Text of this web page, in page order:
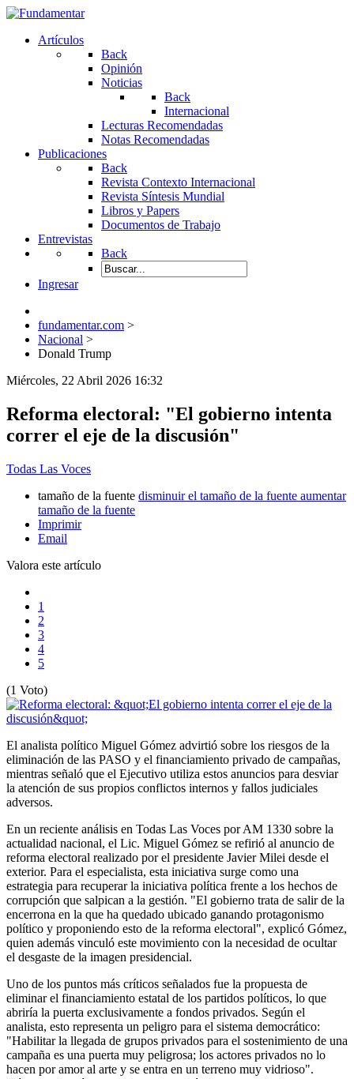
Artículos
Back
Opinión
Noticias
Back
Internacional
Lecturas Recomendadas
Notas Recomendadas
Publicaciones
Back
Revista Contexto Internacional
Revista Síntesis Mundial
Libros y Papers
Documentos de Trabajo
Entrevistas
Back
Ingresar
fundamentar.com >
Nacional >
Donald Trump
Miércoles, 22 Abril 2026 16:32
Reforma electoral: "El gobierno intenta
correr el eje de la discusión"
Todas Las Voces
tamaño de la fuente disminuir el tamaño de la fuente aumentar
tamaño de la fuente
Imprimir
Email
Valora este artículo
1
2
3
4
5
(1 Voto)
El analista político Miguel Gómez advirtió sobre los riesgos de la
eliminación de las PASO y el financiamiento privado de campañas,
mientras señaló que el Ejecutivo utiliza estos anuncios para desviar
la atención de sus propios conflictos internos y fallos judiciales
adversos.
En un reciente análisis en Todas Las Voces por AM 1330 sobre la
actualidad nacional, el Lic. Miguel Gómez se refirió al anuncio de
reforma electoral realizado por el presidente Javier Milei desde el
exterior. Para el especialista, esta iniciativa surge como una
estrategia para recuperar la iniciativa política frente a los hechos de
corrupción que salpican a la gestión. "El gobierno trata de salir de la
encerrona en la que ha quedado ubicado ganando protagonismo
político y proponiendo esto de la reforma electoral", explicó Gómez,
quien además vinculó este movimiento con la necesidad de ocultar
el desgaste de la imagen presidencial.
Uno de los puntos más críticos señalados fue la propuesta de
eliminar el financiamiento estatal de los partidos políticos, lo que
abriría la puerta exclusivamente a fondos privados. Según el
analista, esto representa un peligro para el sistema democrático:
"Habilitar la llegada de grupos privados para el sostenimiento de una
campaña es una puerta muy peligrosa; los actores privados no lo
hacen por amor al arte y se entra en un terreno muy vidrioso".